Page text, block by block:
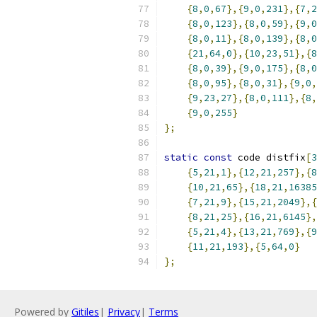
{8,0,67},{9,0, 231},{7,
{8,0, 123},{8,0, 59},{9,0
{8,0, 11},{8,0, 139},{8,0
{21,64,0},{10, 23, 51},{8
{8,0, 39},{9,0, 175},{8,0
{8,0,95},{8,0, 31},{9,0,
{9, 23, 27},{8,0, 111},{8,
{9,0, 255}
};
static const code distfix[
{5, 21, 1},{12, 21, 257},{8
{10, 21,65},{18, 21, 16385
{7, 21,9},{15, 21, 2049},{
{8, 21, 25},{16, 21,6145
{5, 21,4},{13, 21, 769},{9
{11, 21, 193},{5,64,0}
};
Powered by Gitiles | Privacy| Terms